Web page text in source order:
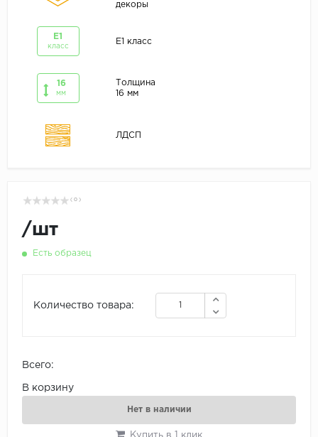
декоры
E1
класс
E1 класс
16
мм
Толщина
16 мм
ЛДСП
( 0 )
/шт
Есть образец
Количество товара:
Всего:
В корзину
Нет в наличии